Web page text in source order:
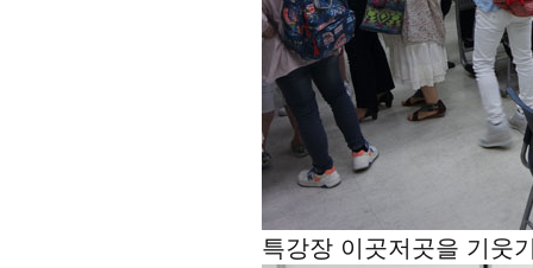
특강장 이곳저곳을 기웃